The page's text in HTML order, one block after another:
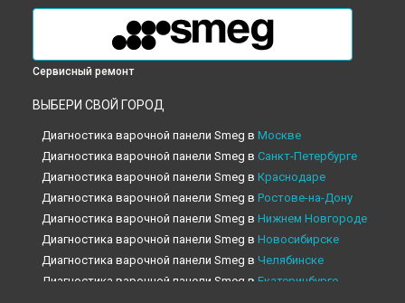
Сервисный ремонт
ВЫБЕРИ СВОЙ ГОРОД
Диагностика варочной панели Smeg в Москве
Диагностика варочной панели Smeg в Санкт-Петербурге
Диагностика варочной панели Smeg в Краснодаре
Диагностика варочной панели Smeg в Ростове-на-Дону
Диагностика варочной панели Smeg в Нижнем Новгороде
Диагностика варочной панели Smeg в Новосибирске
Диагностика варочной панели Smeg в Челябинске
Диагностика варочной панели Smeg в Екатеринбурге